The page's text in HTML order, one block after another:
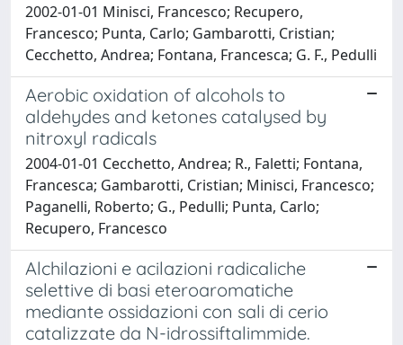
2002-01-01 Minisci, Francesco; Recupero,
Francesco; Punta, Carlo; Gambarotti, Cristian;
Cecchetto, Andrea; Fontana, Francesca; G. F., Pedulli
Aerobic oxidation of alcohols to
aldehydes and ketones catalysed by
nitroxyl radicals
2004-01-01 Cecchetto, Andrea; R., Faletti; Fontana,
Francesca; Gambarotti, Cristian; Minisci, Francesco;
Paganelli, Roberto; G., Pedulli; Punta, Carlo;
Recupero, Francesco
Alchilazioni e acilazioni radicaliche
selettive di basi eteroaromatiche
mediante ossidazioni con sali di cerio
catalizzate da N-idrossiftalimmide.